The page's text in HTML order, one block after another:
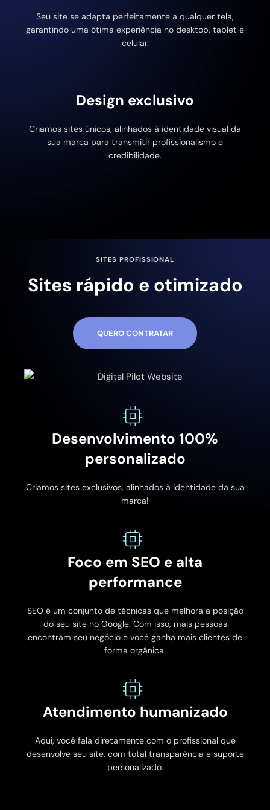
Seu site se adapta perfeitamente a qualquer tela,
garantindo uma ótima experiência no desktop, tablet e
celular.
Design exclusivo
Criamos sites únicos, alinhados à identidade visual da
sua marca para transmitir profissionalismo e
credibilidade.
SITES PROFISSIONAL
Sites rápido e otimizado
QUERO CONTRATAR
Desenvolvimento 100%
personalizado
Criamos sites exclusivos, alinhados à identidade da sua
marca!
Foco em SEO e alta
performance
SEO é um conjunto de técnicas que melhora a posição
do seu site no Google. Com isso, mais pessoas
encontram seu negócio e você ganha mais clientes de
forma orgânica.
Atendimento humanizado
Aqui, você fala diretamente com o profissional que
desenvolve seu site, com total transparência e suporte
personalizado.